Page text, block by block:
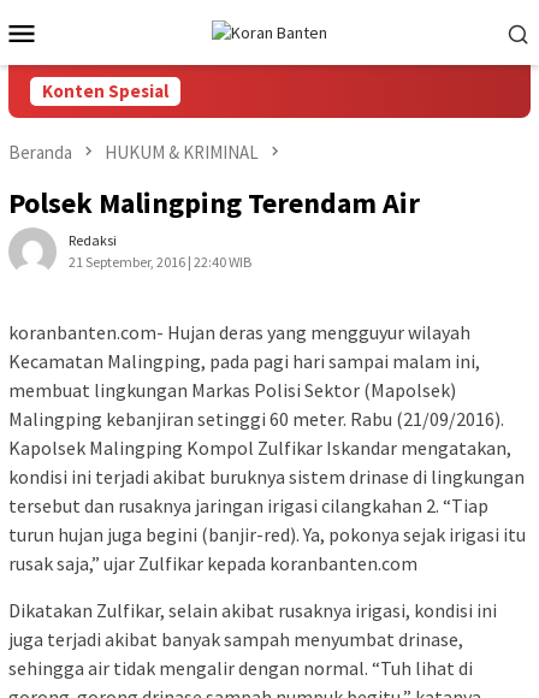
ke
kontenMobile
Konten Spesial
Beranda HUKUM & KRIMINAL
Polsek Malingping Terendam Air
Redaksi
21 September, 2016 | 22:40 WIB
koranbanten.com- Hujan deras yang mengguyur wilayah
Kecamatan Malingping, pada pagi hari sampai malam ini,
membuat lingkungan Markas Polisi Sektor (Mapolsek)
Malingping kebanjiran setinggi 60 meter. Rabu (21/09/2016).
Kapolsek Malingping Kompol Zulfikar Iskandar mengatakan,
kondisi ini terjadi akibat buruknya sistem drinase di lingkungan
tersebut dan rusaknya jaringan irigasi cilangkahan 2. “Tiap
turun hujan juga begini (banjir-red). Ya, pokonya sejak irigasi itu
rusak saja,” ujar Zulfikar kepada koranbanten.com
Dikatakan Zulfikar, selain akibat rusaknya irigasi, kondisi ini
juga terjadi akibat banyak sampah menyumbat drinase,
sehingga air tidak mengalir dengan normal. “Tuh lihat di